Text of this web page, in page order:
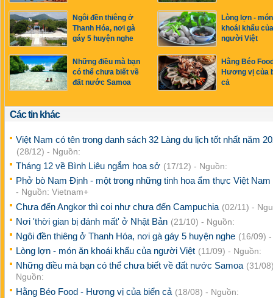
Ngôi đền thiêng ở
Thanh Hóa, nơi gà
gáy 5 huyện nghe
Lòng lợn -
khoái khẩu của
người Việt
Những điều mà bạn
có thể chưa biết về
đất nước Samoa
Hằng Béo
Hương vị của
cả
Các tin khác
Việt Nam có tên trong danh sách 32 Làng du lịch tốt nhất năm
(28/12) - Nguồn:
Tháng 12 về Bình Liêu ngắm hoa sở (17/12) - Nguồn:
Phở bò Nam Định - một trong những tinh hoa ẩm thực Việt Nam
- Nguồn: Vietnam+
Chưa đến Angkor thì coi như chưa đến Campuchia (02/11) -
Nơi 'thời gian bị đánh mất' ở Nhật Bản (21/10) - Nguồn:
Ngôi đền thiêng ở Thanh Hóa, nơi gà gáy 5 huyện nghe (16/09)
Lòng lợn - món ăn khoái khẩu của người Việt (11/09) - Nguồn:
Những điều mà bạn có thể chưa biết về đất nước Samoa (31/
Nguồn:
Hằng Béo Food - Hương vị của biển cả (18/08) - Nguồn: